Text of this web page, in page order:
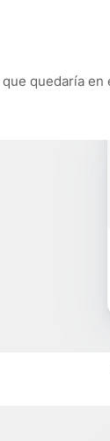
quedaría